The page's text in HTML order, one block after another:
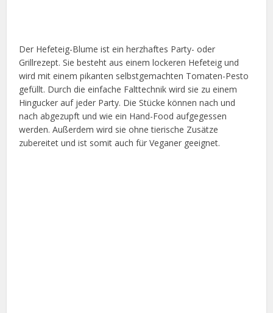
Der Hefeteig-Blume ist ein herzhaftes Party- oder
Grillrezept. Sie besteht aus einem lockeren Hefeteig und
wird mit einem pikanten selbstgemachten Tomaten-Pesto
gefüllt. Durch die einfache Falttechnik wird sie zu einem
Hingucker auf jeder Party. Die Stücke können nach und
nach abgezupft und wie ein Hand-Food aufgegessen
werden. Außerdem wird sie ohne tierische Zusätze
zubereitet und ist somit auch für Veganer geeignet.